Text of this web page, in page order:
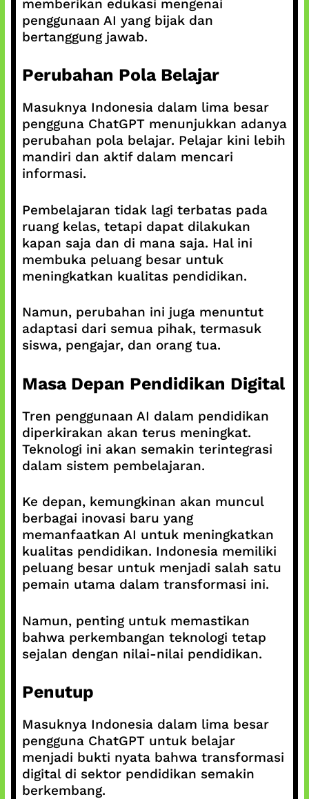
memberikan edukasi mengenai
penggunaan AI yang bijak dan
bertanggung jawab.
Perubahan Pola Belajar
Masuknya Indonesia dalam lima besar
pengguna ChatGPT menunjukkan adanya
perubahan pola belajar. Pelajar kini lebih
mandiri dan aktif dalam mencari
informasi.
Pembelajaran tidak lagi terbatas pada
ruang kelas, tetapi dapat dilakukan
kapan saja dan di mana saja. Hal ini
membuka peluang besar untuk
meningkatkan kualitas pendidikan.
Namun, perubahan ini juga menuntut
adaptasi dari semua pihak, termasuk
siswa, pengajar, dan orang tua.
Masa Depan Pendidikan Digital
Tren penggunaan AI dalam pendidikan
diperkirakan akan terus meningkat.
Teknologi ini akan semakin terintegrasi
dalam sistem pembelajaran.
Ke depan, kemungkinan akan muncul
berbagai inovasi baru yang
memanfaatkan AI untuk meningkatkan
kualitas pendidikan. Indonesia memiliki
peluang besar untuk menjadi salah satu
pemain utama dalam transformasi ini.
Namun, penting untuk memastikan
bahwa perkembangan teknologi tetap
sejalan dengan nilai-nilai pendidikan.
Penutup
Masuknya Indonesia dalam lima besar
pengguna ChatGPT untuk belajar
menjadi bukti nyata bahwa transformasi
digital di sektor pendidikan semakin
berkembang.